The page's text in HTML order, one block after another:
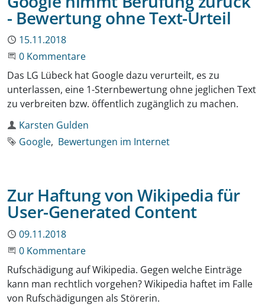
- Bewertung ohne Text-Urteil
Publiziert
15.11.2018
Beginne eine Unterhaltung
0 Kommentare
Das LG Lübeck hat Google dazu verurteilt, es zu
unterlassen, eine 1-Sternbewertung ohne jeglichen Text
zu verbreiten bzw. öffentlich zugänglich zu machen.
Autor
Karsten Gulden
Schlagworte
Google Bewertungen im Internet
Zur Haftung von Wikipedia für
User-Generated Content
Publiziert
09.11.2018
Beginne eine Unterhaltung
0 Kommentare
Rufschädigung auf Wikipedia. Gegen welche Einträge
kann man rechtlich vorgehen? Wikipedia haftet im Falle
von Rufschädigungen als Störerin.